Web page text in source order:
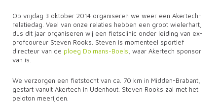
Op vrijdag 3 oktober 2014 organiseren we weer een Akertech-
relatiedag. Veel van onze relaties hebben een groot wielerhart,
dus dit jaar organiseren wij een fietsclinic onder leiding van ex-
profcoureur Steven Rooks. Steven is momenteel sportief
directeur van de ploeg Dolmans-Boels, waar Akertech sponsor
van is.
We verzorgen een fietstocht van ca. 70 km in Midden-Brabant,
gestart vanuit Akertech in Udenhout. Steven Rooks zal met het
peloton meerijden.